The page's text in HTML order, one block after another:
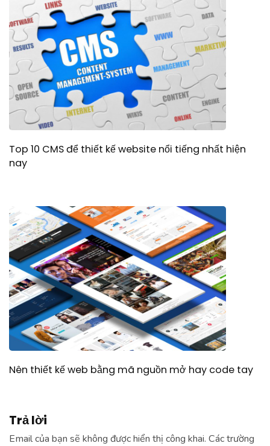
Top 10 CMS để thiết kế website nổi tiếng nhất hiện
nay
Nên thiết kế web bằng mã nguồn mở hay code tay
Trả lời
Email của bạn sẽ không được hiển thị công khai. Các trường